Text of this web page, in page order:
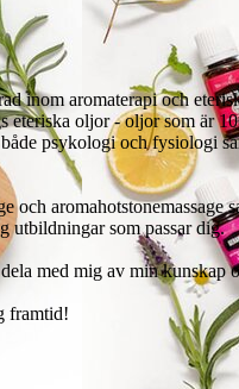
inom aromaterapi och
eteriska oljor - oljor som är
psykologi och fysiologi
och aromahotstonemassage
utbildningar som passar dig.
med mig av min kunskap
framtid!